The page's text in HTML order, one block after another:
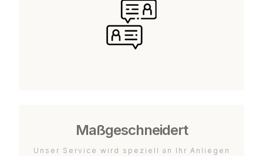
Maßgeschneidert
Unser Service wird speziell an Ihr Anliegen